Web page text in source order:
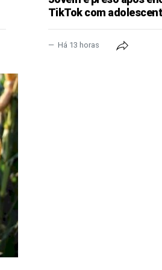
TikTok com
Há 13 horas